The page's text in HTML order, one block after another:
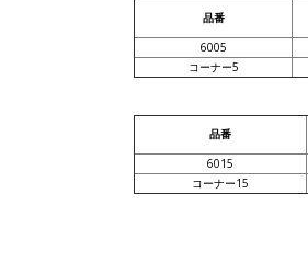
品番
6005
コーナー5
品番
6015
コーナー15